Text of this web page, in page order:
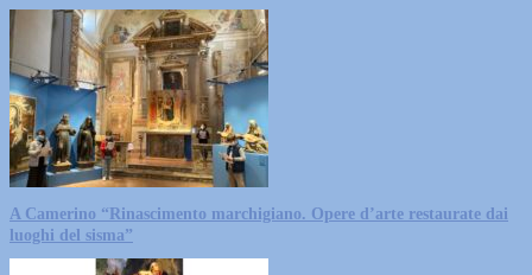
A Camerino “Rinascimento marchigiano. Opere d’arte restaurate dai
luoghi del sisma”